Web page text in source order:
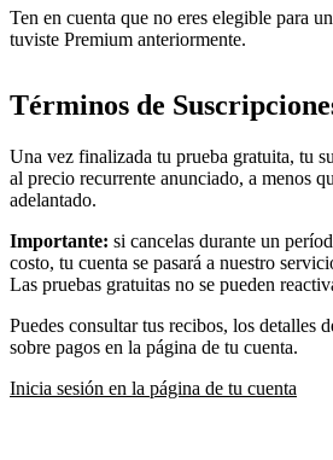
Ten en cuenta que no eres elegible para
tuviste Premium anteriormente.
Términos de
Una vez finalizada tu prueba gratuita, tu
al precio recurrente anunciado, a menos
adelantado.
Importante: si cancelas durante un
costo, tu cuenta se pasará a nuestro
Las pruebas gratuitas no se pueden
Puedes consultar tus recibos, los detalles
sobre pagos en la página de tu cuenta.
Inicia sesión en la página de tu cuenta